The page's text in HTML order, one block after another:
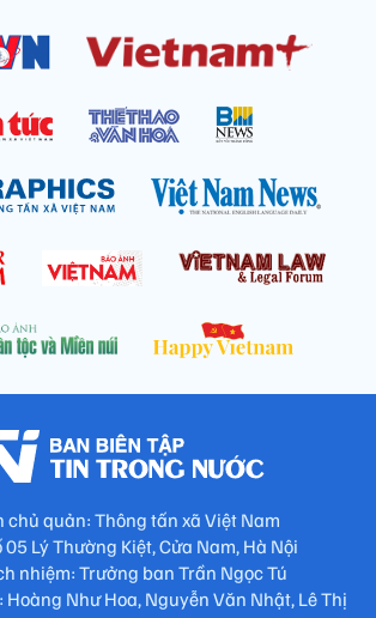
chủ quản: Thông tấn xã Việt Nam
Lý Thường Kiệt, Cửa Nam, Hà Nội
nhiệm: Trưởng ban Trần Ngọc Tú
Hoàng Như Hoa, Nguyễn Văn Nhật, Lê Thị